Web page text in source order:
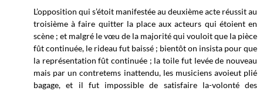
L’opposition qui s’étoit manifestée au deuxième acte réussit au
troisième à faire quitter la place aux acteurs qui étoient en
scène ; et malgré le vœu de la majorité qui vouloit que la pièce
fût continuée, le rideau fut baissé ; bientôt on insista pour que
la représentation fût continuée ; la toile fut levée de nouveau
mais par un contretems inattendu, les musiciens avoieut plié
bagage, et il fut impossible de satisfaire la-volonté des